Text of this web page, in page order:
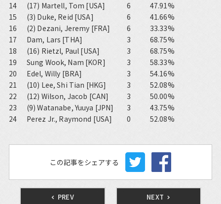
14
(17) Martell, Tom [USA] 6
47.91%
15
(3) Duke, Reid [USA] 6
41.66%
16
(2) Dezani, Jeremy [FRA] 6
33.33%
17
Dam, Lars [THA] 3
68.75%
18
(16) Rietzl, Paul [USA] 3
68.75%
19
Sung Wook, Nam [KOR] 3
58.33%
20
Edel, Willy [BRA] 3
54.16%
21
(10) Lee, Shi Tian [HKG] 3
52.08%
22
(12) Wilson, Jacob [CAN] 3
50.00%
23
(9) Watanabe, Yuuya [JPN] 3
43.75%
24
Perez Jr., Raymond [USA] 0 52.08%
この記事をシェアする
PREV NEXT